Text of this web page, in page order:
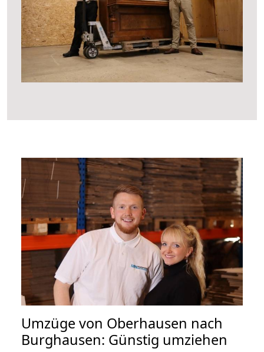
Umzüge von Oberhausen nach
Burghausen: Günstig umziehen